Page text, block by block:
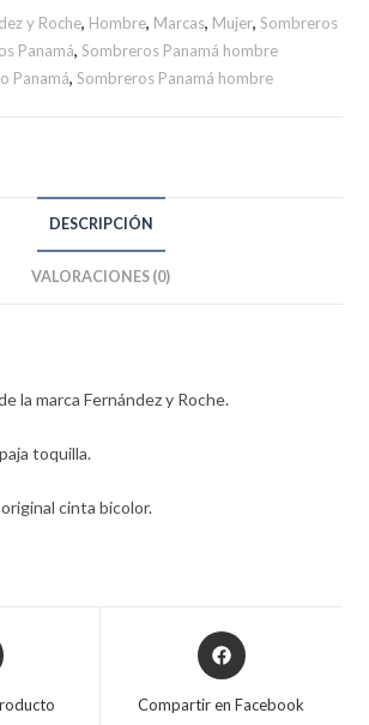
y Roche, Hombre, Marcas, Mujer,Sombreros
Panamá,Sombreros Panamá hombre
Panamá,Sombreros Panamá hombre
DESCRIPCIÓN
VALORACIONES (0)
la marca Fernández y Roche.
toquilla.
cinta bicolor.
Opens
in
Compartir en Facebook